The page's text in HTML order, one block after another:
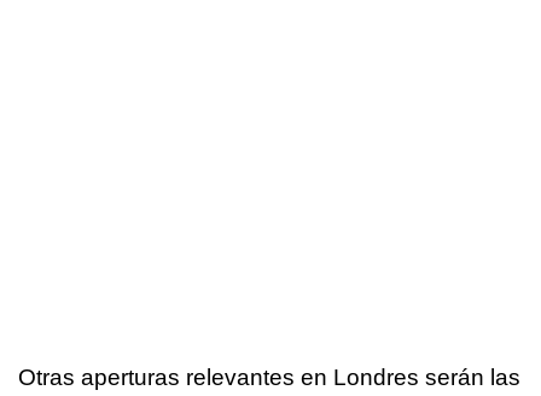
Otras aperturas relevantes en Londres serán las